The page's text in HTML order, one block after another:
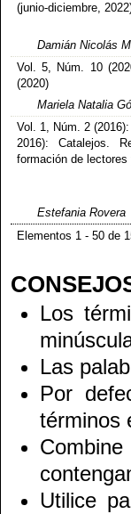
(junio-diciembre,
Damián Nicolás
Vol. 5, Núm. 10
(2020)
Mariela Natalia
Vol. 1, Núm. 2
2016): Catalejos.
formación de
Estefania Rovera
Elementos 1 - 50 de
Los
Las
Por
términos
Utilice